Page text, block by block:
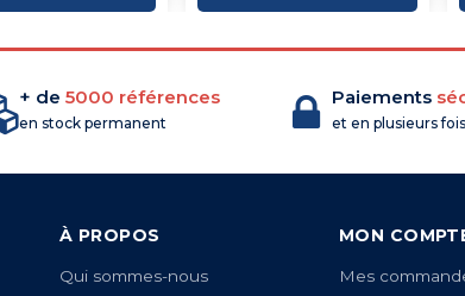
+ de 5000 références
en stock permanent
Paiements
et en plusieurs fois
À PROPOS
Qui sommes-nous
MON
Mes